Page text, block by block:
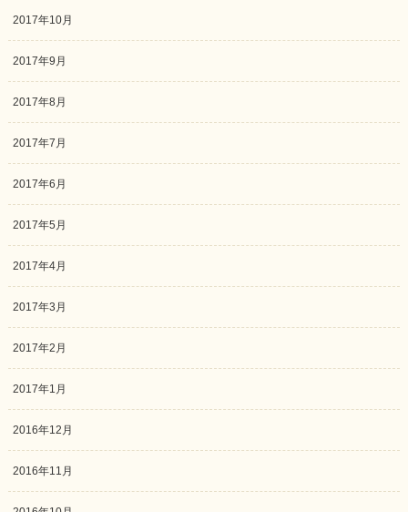
2017年10月
2017年9月
2017年8月
2017年7月
2017年6月
2017年5月
2017年4月
2017年3月
2017年2月
2017年1月
2016年12月
2016年11月